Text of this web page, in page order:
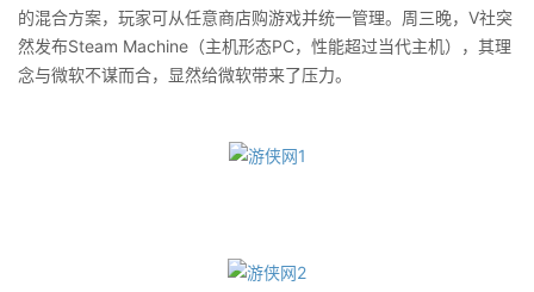
的混合方案，玩家可从任意商店购游戏并统一管理。周三晚，V社突
然发布Steam Machine（主机形态PC，性能超过当代主机），其理
念与微软不谋而合，显然给微软带来了压力。